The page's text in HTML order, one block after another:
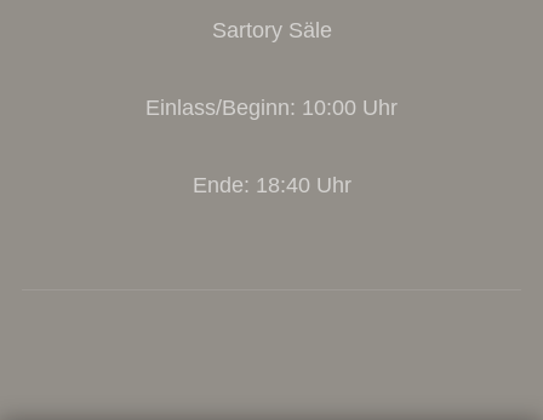
Sartory Säle
Einlass/Beginn: 10:00 Uhr
Ende: 18:40 Uhr